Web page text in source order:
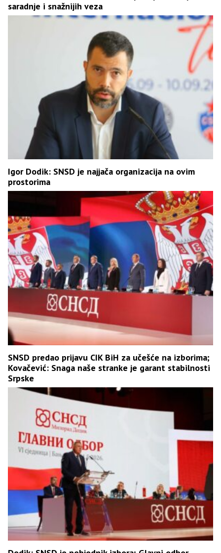
saradnje i snažnijih veza
Igor Dodik: SNSD je najjača organizacija na ovim
prostorima
SNSD predao prijavu CIK BiH za učešće na izborima;
Kovačević: Snaga naše stranke je garant stabilnosti
Srpske